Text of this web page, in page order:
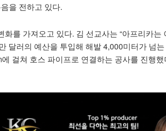
을 전하고 있다.
를 가져오고 있다. 김 선교사는 “아프리카는
달러의 예산을 투입해 해발 4,000미터가 넘
걸쳐 호스 파이프로 연결하는 공사를 진행했